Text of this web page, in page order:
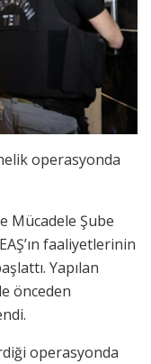
operasyonda
Mücadele Şube
faaliyetlerinin
Yapılan
önceden
operasyonda